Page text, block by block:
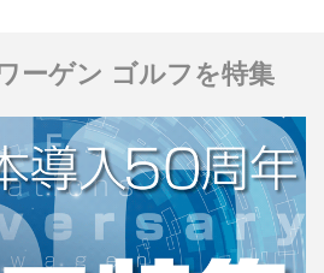
動きやすいです。 スポーツカ
を正しく査定してもらって買
反映させるには、専門店での
勧めです。では、どうやって
るスポーツカー買取専門店を
いのでしょうか？ この記事で
ーゲン ゴルフを特集